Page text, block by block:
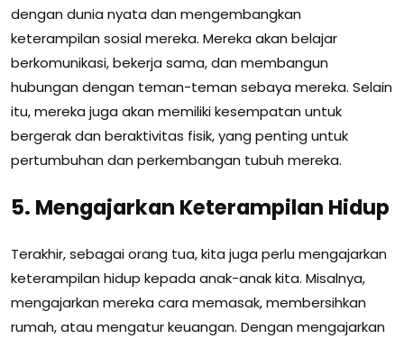
dengan dunia nyata dan mengembangkan
keterampilan sosial mereka. Mereka akan belajar
berkomunikasi, bekerja sama, dan membangun
hubungan dengan teman-teman sebaya mereka. Selain
itu, mereka juga akan memiliki kesempatan untuk
bergerak dan beraktivitas fisik, yang penting untuk
pertumbuhan dan perkembangan tubuh mereka.
5. Mengajarkan Keterampilan Hidup
Terakhir, sebagai orang tua, kita juga perlu mengajarkan
keterampilan hidup kepada anak-anak kita. Misalnya,
mengajarkan mereka cara memasak, membersihkan
rumah, atau mengatur keuangan. Dengan mengajarkan